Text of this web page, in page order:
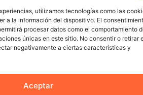
utilizamos tecnologías como las
a la información del dispositivo. El
procesar datos como el comportamiento
únicas en este sitio. No consentir o retirar
negativamente a ciertas características y
Aceptar
Canaria de Balonmano |
porTOOOLS